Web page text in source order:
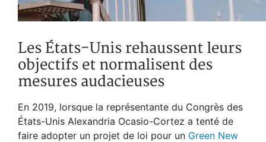
Les États-Unis rehaussent leurs
objectifs et normalisent des
mesures audacieuses
En 2019, lorsque la représentante du Congrès des
États-Unis Alexandria Ocasio-Cortez a tenté de
faire adopter un projet de loi pour un Green New